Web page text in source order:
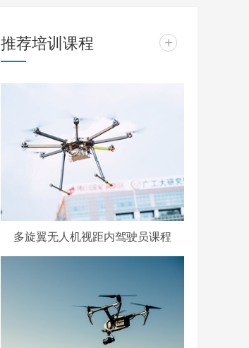
推荐培训课程 +
多旋翼无人机视距内驾驶员课程